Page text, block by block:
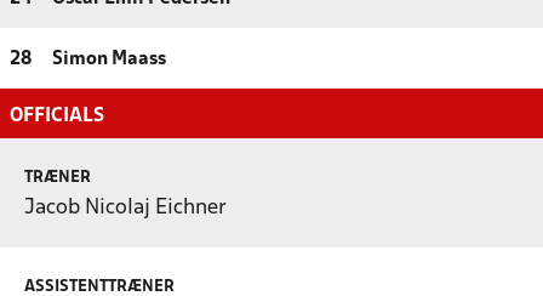
28 Simon Maass
OFFICIALS
TRÆNER
Jacob Nicolaj Eichner
ASSISTENTTRÆNER